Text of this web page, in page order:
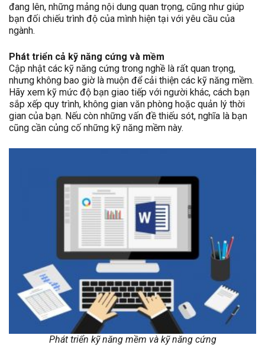
đang lên, những mảng nội dung quan trọng, cũng như giúp
bạn đối chiếu trình độ của mình hiện tại với yêu cầu của
ngành.
Phát triển cả kỹ năng cứng và mềm
Cập nhật các kỹ năng cứng trong nghề là rất quan trọng,
nhưng không bao giờ là muộn để cải thiện các kỹ năng mềm.
Hãy xem kỹ mức độ bạn giao tiếp với người khác, cách bạn
sắp xếp quy trình, không gian văn phòng hoặc quản lý thời
gian của bạn. Nếu còn những vấn đề thiếu sót, nghĩa là bạn
cũng cần củng cố những kỹ năng mềm này.
Phát triển kỹ năng mềm và kỹ năng cứng